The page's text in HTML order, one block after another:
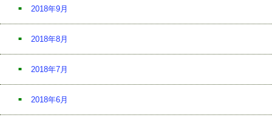
2018年9月
2018年8月
2018年7月
2018年6月